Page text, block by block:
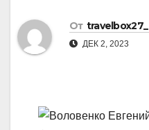
От travelbox27_
ДЕК 2, 2023